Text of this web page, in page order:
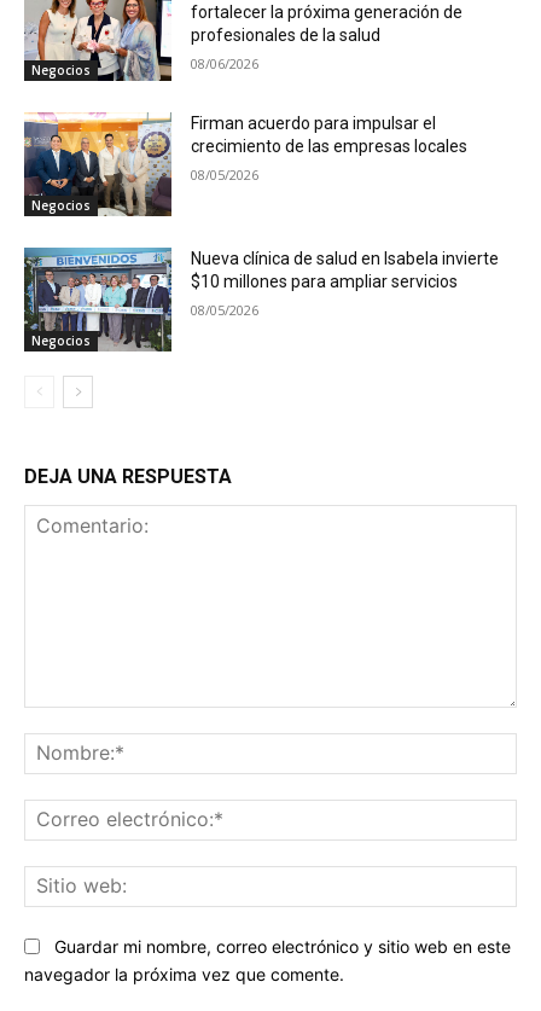
Negocios
fortalecer la próxima generación de
profesionales de la salud
08/06/2026
Negocios
Firman acuerdo para impulsar el
crecimiento de las empresas locales
08/05/2026
Negocios
Nueva clínica de salud en Isabela invierte
$10 millones para ampliar servicios
08/05/2026
DEJA UNA RESPUESTA
Guardar mi nombre, correo electrónico y sitio web en este
navegador la próxima vez que comente.